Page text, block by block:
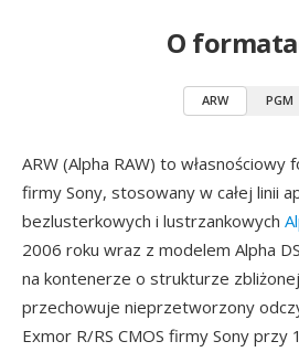
O
ARW PGM
ARW (Alpha RAW) to
firmy Sony, stosowany w całej linii
bezlusterkowych i lustrzankowych
2006 roku wraz z modelem Alpha
na kontenerze o strukturze
przechowuje nieprzetworzony
Exmor R/RS CMOS firmy Sony przy